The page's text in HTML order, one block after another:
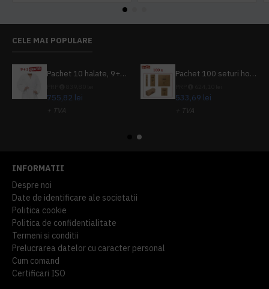
CELE MAI POPULARE
Pachet 10 halate, 9+1 gratuit
755,82 lei
+ TVA
Pachet 100 seturi hoteliere, set dentar, set barbierit, casca de dus, pila unghii, set cusut
533,69 lei
+ TVA
INFORMATII
Despre noi
Date de identificare ale societatii
Politica cookie
Politica de confidentialitate
Termeni si conditii
Prelucrarea datelor cu caracter personal
Cum comand
Certificari ISO